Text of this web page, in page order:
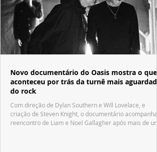
Novo documentário do Oasis mostra o que
aconteceu por trás da turnê mais aguardada
do rock
Com direção de Dylan Southern e Will Lovelace, e
criação de Steven Knight, o documentário acompanha
reencontro de Liam e Noel Gallagher após mais de